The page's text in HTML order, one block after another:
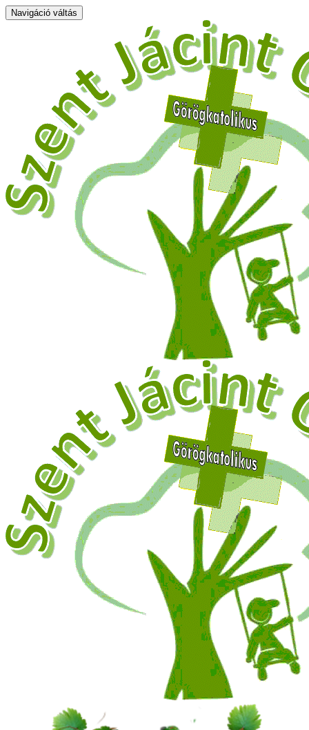
Navigáció váltás